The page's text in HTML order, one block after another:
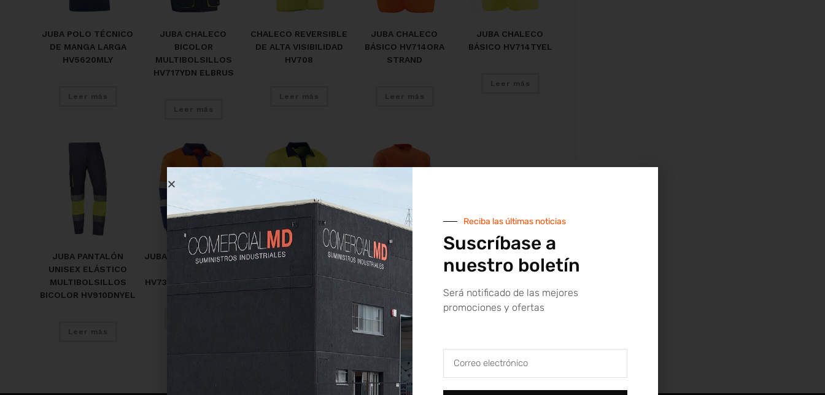
JUBA POLO TÉCNICO
DE MANGA LARGA
HV5620MLY
Leer más
JUBA CHALECO
BICOLOR
MULTIBOLSILLOS
HV717YDN ELBRUS
Leer más
CHALECO REVERSIBLE
DE ALTA VISIBILIDAD
HV708
Leer más
JUBA CHALECO
BÁSICO HV714ORA
STRAND
Leer más
JUBA CHALECO
BÁSICO HV714TYEL
Leer más
JUBA PANTALÓN
UNISEX ELÁSTICO
MULTIBOLSILLOS
BICOLOR HV910DNYEL
Leer más
JUBA POLO DE MANGA
HV730BCMLAZUL EIRE
JUBA POLO DE MANGA
JUBA CAMISETA
TÉCNICA DE MANGA
CORTA HVS621OR
Leer más
SKF(0)
Reciba las últimas noticias
Suscríbase a
nuestro boletín
Será notificado de las mejores
promociones y ofertas